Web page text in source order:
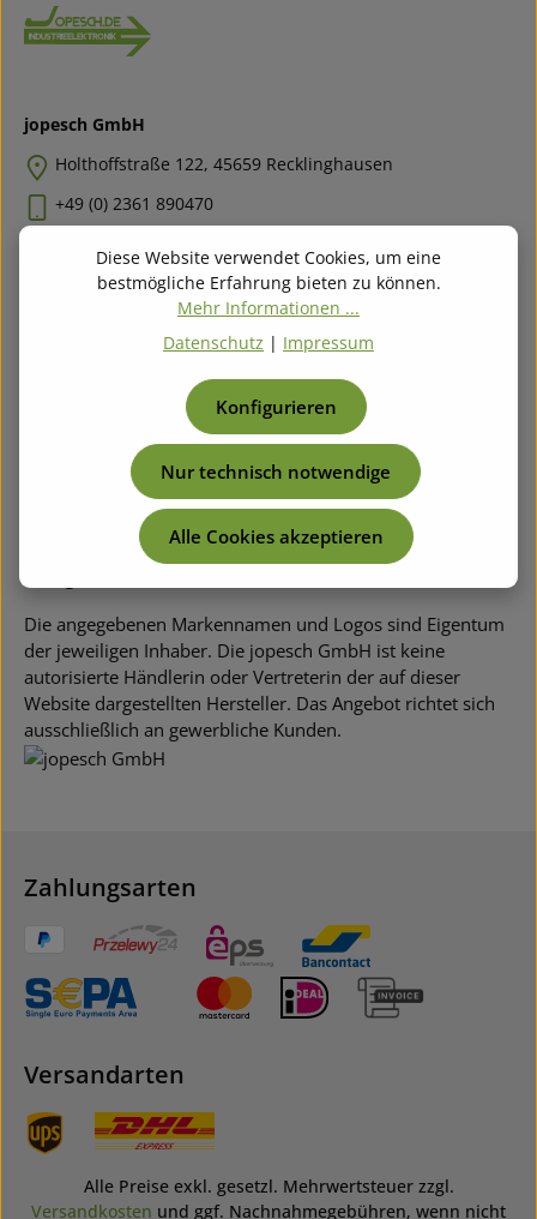
jopesch GmbH
Holthoffstraße 122, 45659 Recklinghausen
+49 (0) 2361 890470
Leistungen & Ankauf
Die angegebenen Markennamen und Logos sind Eigentum
der jeweiligen Inhaber. Die jopesch GmbH ist keine
autorisierte Händlerin oder Vertreterin der auf dieser
Website dargestellten Hersteller. Das Angebot richtet sich
ausschließlich an gewerbliche Kunden.
Zahlungsarten
Versandarten
Alle Preise exkl. gesetzl. Mehrwertsteuer zzgl.
Versandkosten und ggf. Nachnahmegebühren, wenn nicht
Diese Website verwendet Cookies, um eine
bestmögliche Erfahrung bieten zu können.
Mehr Informationen ...
Datenschutz | Impressum
Nur technisch notwendige
Konfigurieren
Alle Cookies akzeptieren